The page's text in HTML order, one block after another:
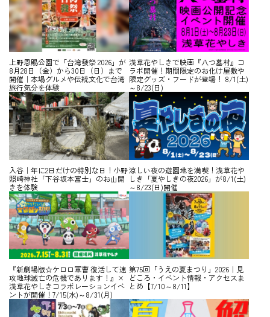
上野恩賜公園で「台湾發祭 2026」が
8月28日（金）から30日（日）まで
開催｜本場グルメや伝統文化で台湾
旅行気分を体験
浅草花やしきで映画『八つ墓村』コ
ラボ開催！期間限定のお化け屋敷や
限定グッズ・フードが登場！ 8/1(土)
～8/23(日)
入谷｜年に2日だけの特別な日！小野
照崎神社「下谷坂本富士」のお山開
きを体験
涼しい夜の遊園地を満喫！浅草花や
しき「夏やしきの夜2026」が8/1(土)
～8/23(日)開催
『新劇場版☆ケロロ軍曹 復活して速
攻地球滅亡の危機であります！』×
浅草花やしきコラボレーションイベ
ントが開催！7/15(水)～8/31(月)
第75回「うえの夏まつり」2026｜見
どころ・イベント情報・アクセスま
とめ【7/10～8/11】